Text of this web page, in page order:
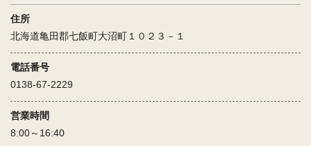
住所
北海道亀田郡七飯町大沼町１０２３－１
電話番号
0138-67-2229
営業時間
8:00～16:40